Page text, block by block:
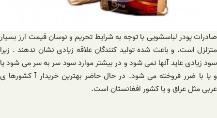
صادرات پودر لباسشویی با توجه به شرایط تحریم و نوسان قیمت ارز بسیار
متزلزل است. و باعث شده تولید کنندگان علاقه زیادی نشان ندهند . زیرا
سود زیادی عاید آنها نمی شود و در بیشتر موارد سود سر به سر می شود یا
و یا با ضرر فروخته می شود. در حال حاضر بهترین خریدار آ کشورها ی
عربی مثل عراق و یا کشور افغانستان است.